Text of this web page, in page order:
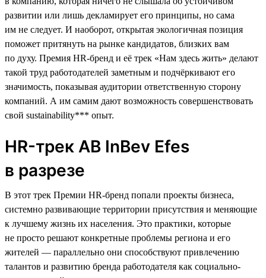
развитии или лишь декламирует его принципы, но сама
им не следует. И наоборот, открытая экологичная позиция
поможет притянуть на рынке кандидатов, близких вам
по духу. Премия HR-бренд и её трек «Нам здесь жить» делают
такой труд работодателей заметным и подчёркивают его
значимость, показывая аудитории ответственную сторону
компаний. А им самим дают возможность совершенствовать
свой sustainability*** опыт.
HR-трек AB InBev Efes
в разрезе
В этот трек Премии HR-бренд попали проекты бизнеса,
системно развивающие территории присутствия и меняющие
к лучшему жизнь их населения. Это практики, которые
не просто решают конкретные проблемы региона и его
жителей — параллельно они способствуют привлечению
талантов и развитию бренда работодателя как социально-